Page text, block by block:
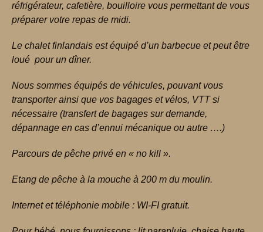
réfrigérateur, cafetière, bouilloire vous permettant de vous
préparer votre repas de midi.
Le chalet finlandais est équipé d’un barbecue et peut être
loué pour un dîner.
Nous sommes équipés de véhicules, pouvant vous
transporter ainsi que vos bagages et vélos, VTT si
nécessaire (transfert de bagages sur demande,
dépannage en cas d’ennui mécanique ou autre ….)
Parcours de pêche privé en « no kill ».
Etang de pêche à la mouche à 200 m du moulin.
Internet et téléphonie mobile : WI-FI gratuit.